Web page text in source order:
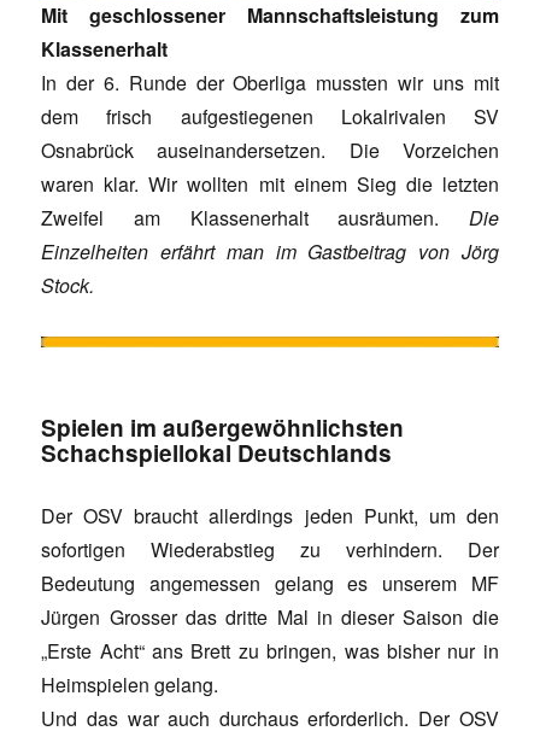
Mit geschlossener Mannschaftsleistung zum
Klassenerhalt
In der 6. Runde der Oberliga mussten wir uns mit
dem frisch aufgestiegenen Lokalrivalen SV
Osnabrück auseinandersetzen. Die Vorzeichen
waren klar. Wir wollten mit einem Sieg die letzten
Zweifel am Klassenerhalt ausräumen. Die
Einzelheiten erfährt man im Gastbeitrag von Jörg
Stock.
Spielen im außergewöhnlichsten
Schachspiellokal Deutschlands
Der OSV braucht allerdings jeden Punkt, um den
sofortigen Wiederabstieg zu verhindern. Der
Bedeutung angemessen gelang es unserem MF
Jürgen Grosser das dritte Mal in dieser Saison die
„Erste Acht“ ans Brett zu bringen, was bisher nur in
Heimspielen gelang.
Und das war auch durchaus erforderlich. Der OSV